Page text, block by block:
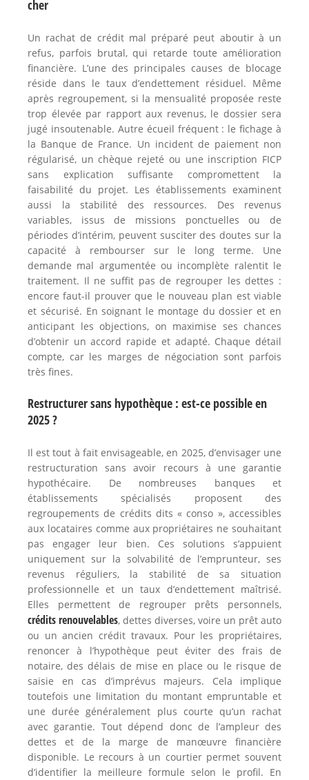
cher
Un rachat de crédit mal préparé peut aboutir à un
refus, parfois brutal, qui retarde toute amélioration
financière. L’une des principales causes de blocage
réside dans le taux d’endettement résiduel. Même
après regroupement, si la mensualité proposée reste
trop élevée par rapport aux revenus, le dossier sera
jugé insoutenable. Autre écueil fréquent : le fichage à
la Banque de France. Un incident de paiement non
régularisé, un chèque rejeté ou une inscription FICP
sans explication suffisante compromettent la
faisabilité du projet. Les établissements examinent
aussi la stabilité des ressources. Des revenus
variables, issus de missions ponctuelles ou de
périodes d’intérim, peuvent susciter des doutes sur la
capacité à rembourser sur le long terme. Une
demande mal argumentée ou incomplète ralentit le
traitement. Il ne suffit pas de regrouper les dettes :
encore faut-il prouver que le nouveau plan est viable
et sécurisé. En soignant le montage du dossier et en
anticipant les objections, on maximise ses chances
d’obtenir un accord rapide et adapté. Chaque détail
compte, car les marges de négociation sont parfois
très fines.
Restructurer sans hypothèque : est-ce possible en
2025 ?
Il est tout à fait envisageable, en 2025, d’envisager une
restructuration sans avoir recours à une garantie
hypothécaire. De nombreuses banques et
établissements spécialisés proposent des
regroupements de crédits dits « conso », accessibles
aux locataires comme aux propriétaires ne souhaitant
pas engager leur bien. Ces solutions s’appuient
uniquement sur la solvabilité de l’emprunteur, ses
revenus réguliers, la stabilité de sa situation
professionnelle et un taux d’endettement maîtrisé.
Elles permettent de regrouper prêts personnels,
crédits renouvelables, dettes diverses, voire un prêt auto
ou un ancien crédit travaux. Pour les propriétaires,
renoncer à l’hypothèque peut éviter des frais de
notaire, des délais de mise en place ou le risque de
saisie en cas d’imprévus majeurs. Cela implique
toutefois une limitation du montant empruntable et
une durée généralement plus courte qu’un rachat
avec garantie. Tout dépend donc de l’ampleur des
dettes et de la marge de manœuvre financière
disponible. Le recours à un courtier permet souvent
d’identifier la meilleure formule selon le profil. En